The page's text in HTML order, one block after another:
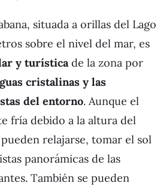
situada a orillas del Lago
sobre el nivel del mar, es
y turística de la zona por
cristalinas y las
del entorno. Aunque el
fría debido a la altura del
relajarse, tomar el sol
panorámicas de las
También se pueden